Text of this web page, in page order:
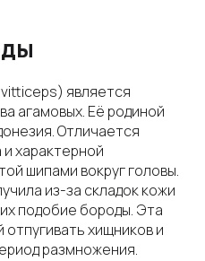
является
агамовых. Её родиной
Отличается
характерной
шипами вокруг головы.
из-за складок кожи
подобие бороды. Эта
хищников и
размножения.